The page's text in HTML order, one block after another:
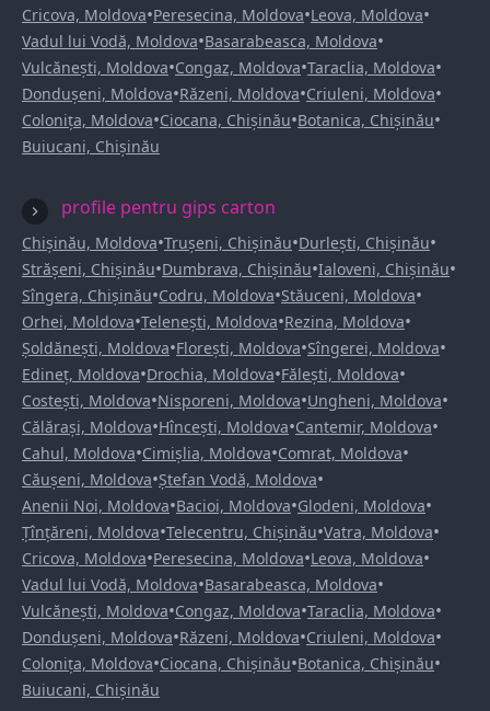
Cricova, Moldova•Peresecina, Moldova•Leova, Moldova•
Vadul lui Vodă, Moldova•Basarabeasca, Moldova•
Vulcănești, Moldova•Congaz, Moldova•Taraclia, Moldova•
Dondușeni, Moldova•Răzeni, Moldova•Criuleni, Moldova•
Colonița, Moldova•Ciocana, Chișinău•Botanica, Chișinău•
Buiucani, Chișinău
profile pentru gips carton
Chișinău, Moldova•Trușeni, Chișinău•Durlești, Chișinău•
Strășeni, Chișinău•Dumbrava, Chișinău•Ialoveni, Chișinău•
Sîngera, Chișinău•Codru, Moldova•Stăuceni, Moldova•
Orhei, Moldova•Telenești, Moldova•Rezina, Moldova•
Șoldănești, Moldova•Florești, Moldova•Sîngerei, Moldova•
Edineț, Moldova•Drochia, Moldova•Fălești, Moldova•
Costești, Moldova•Nisporeni, Moldova•Ungheni, Moldova•
Călărași, Moldova•Hîncești, Moldova•Cantemir, Moldova•
Cahul, Moldova•Cimișlia, Moldova•Comrat, Moldova•
Căușeni, Moldova•Ștefan Vodă, Moldova•
Anenii Noi, Moldova•Bacioi, Moldova•Glodeni, Moldova•
Țînțăreni, Moldova•Telecentru, Chișinău•Vatra, Moldova•
Cricova, Moldova•Peresecina, Moldova•Leova, Moldova•
Vadul lui Vodă, Moldova•Basarabeasca, Moldova•
Vulcănești, Moldova•Congaz, Moldova•Taraclia, Moldova•
Dondușeni, Moldova•Răzeni, Moldova•Criuleni, Moldova•
Colonița, Moldova•Ciocana, Chișinău•Botanica, Chișinău•
Buiucani, Chișinău